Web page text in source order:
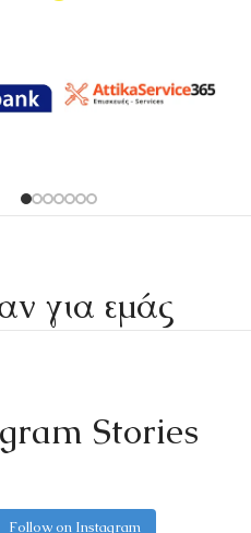
για εμάς
Stories
Follow on Instagram